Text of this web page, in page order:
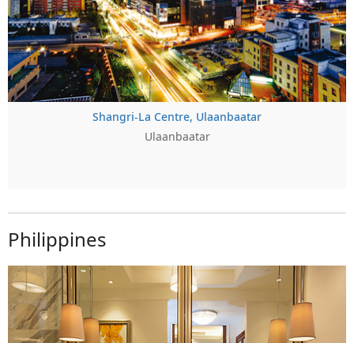
Shangri-La Centre, Ulaanbaatar
Ulaanbaatar
Philippines